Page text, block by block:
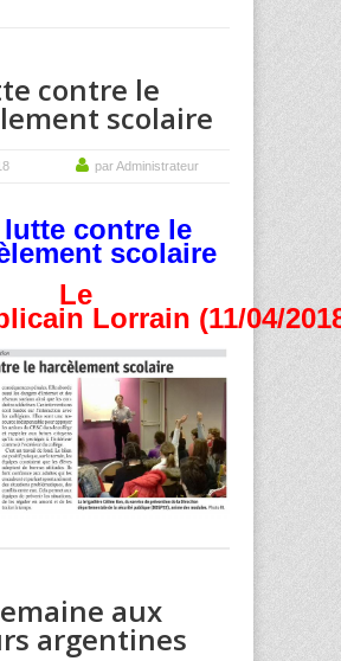
contre le
scolaire
par Administrateur
lutte contre le
scolaire
Le
Lorrain (11/04/
aux
argentines